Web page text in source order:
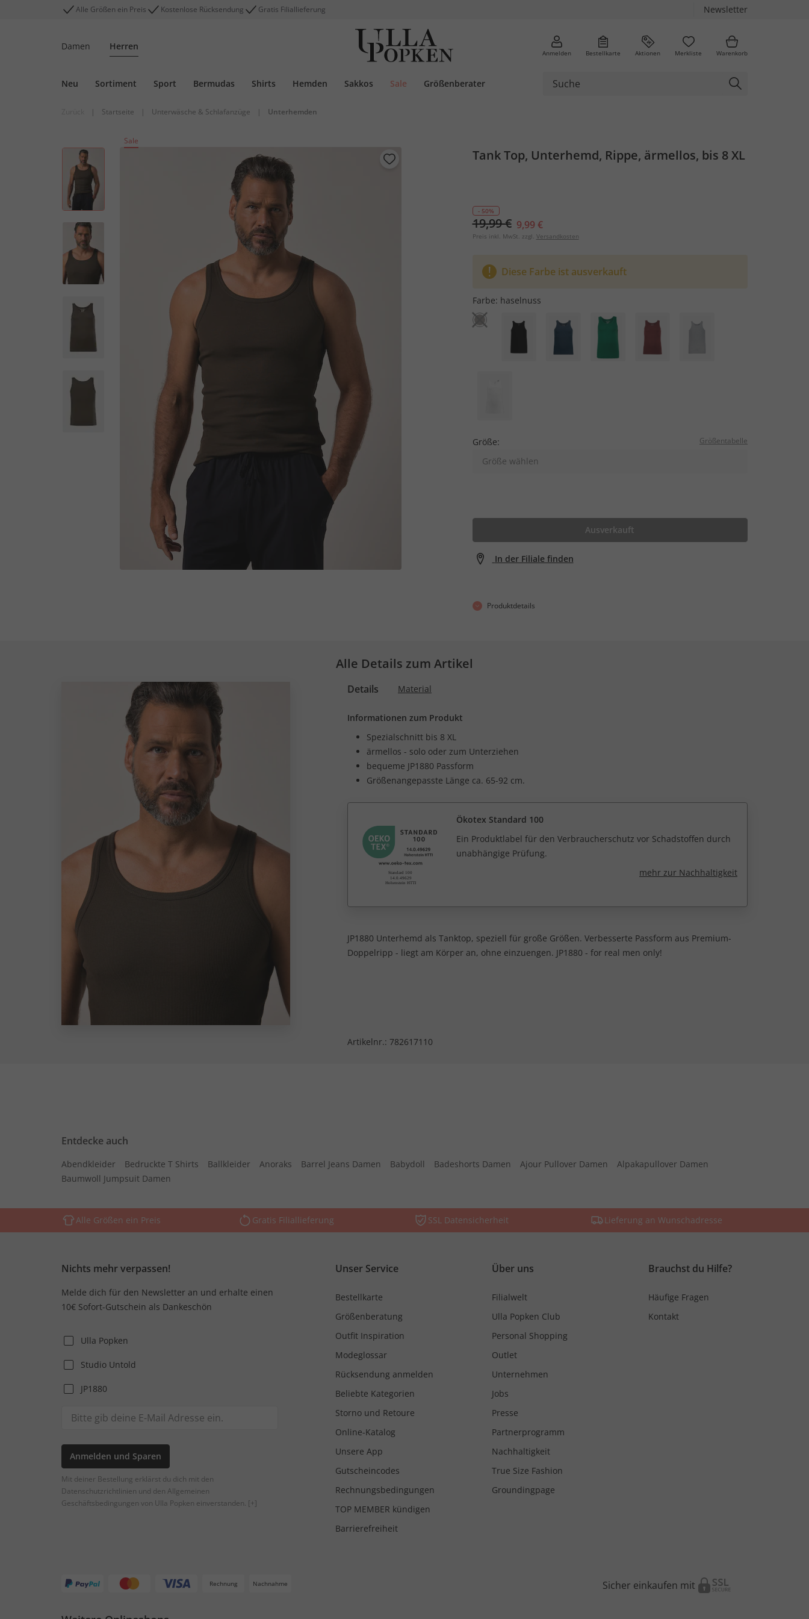
Alle Größen ein Preis Kostenlose Rücksendung Gratis Filiallieferung Newsletter
Damen Herren
Anmelden Bestellkarte Aktionen Merkliste Warenkorb
Neu Sortiment Sport Bermudas Shirts Hemden Sakkos Sale Größenberater
| Startseite | Unterwäsche & Schlafanzüge | Unterhemden
Sale
Tank Top, Unterhemd, Rippe, ärmellos, bis 8 XL
- 50%
19,99 € 9,99 €
Preis inkl. MwSt. zzgl. Versandkosten
Diese Farbe ist ausverkauft
Farbe: haselnuss
Größe: Größentabelle
Größe wählen
Ausverkauft
In der Filiale finden
Produktdetails
Alle Details zum Artikel
Details Material
Informationen zum Produkt
Spezialschnitt bis 8 XL
ärmellos - solo oder zum Unterziehen
bequeme JP1880 Passform
Größenangepasste Länge ca. 65-92 cm.
Ökotex Standard 100
Ein Produktlabel für den Verbraucherschutz vor Schadstoffen durch
unabhängige Prüfung.
mehr zur Nachhaltigkeit
JP1880 Unterhemd als Tanktop, speziell für große Größen. Verbesserte Passform aus Premium-
Doppelripp - liegt am Körper an, ohne einzuengen. JP1880 - for real men only!
Artikelnr.: 782617110
Entdecke auch
Abendkleider Bedruckte T Shirts Ballkleider Anoraks Barrel Jeans Damen Babydoll Badeshorts Damen Ajour Pullover Damen
Alpakapullover Damen
Baumwoll Jumpsuit Damen
Alle Größen ein Preis Gratis Filiallieferung SSL Datensicherheit Lieferung an Wunschadresse
Nichts mehr verpassen!
Melde dich für den Newsletter an und erhalte einen
10€ Sofort-Gutschein als Dankeschön
Ulla Popken
Studio Untold
JP1880
Anmelden und Sparen
Mit deiner Bestellung erklärst du dich mit den
Datenschutzrichtlinien und den Allgemeinen
Geschäftsbedingungen von Ulla Popken einverstanden. [+]
Unser Service
Bestellkarte
Größenberatung
Outfit Inspiration
Modeglossar
Rücksendung anmelden
Beliebte Kategorien
Storno und Retoure
Online-Katalog
Unsere App
Gutscheincodes
Rechnungsbedingungen
TOP MEMBER kündigen
Barrierefreiheit
Über uns
Filialwelt
Ulla Popken Club
Personal Shopping
Outlet
Unternehmen
Jobs
Presse
Partnerprogramm
Nachhaltigkeit
True Size Fashion
Groundingpage
Brauchst du Hilfe?
Häufige Fragen
Kontakt
Rechnung Nachnahme Sicher einkaufen mit